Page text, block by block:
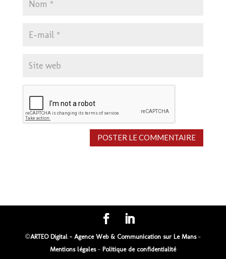
©ARTEO Digital - Agence Web & Communication sur Le Mans -
Mentions légales- Politique de confidentialité